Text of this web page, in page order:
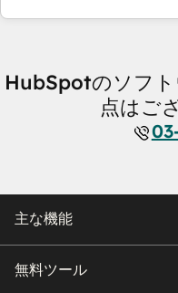
HubSpotのソフ
点はご
主な機能
無料ツール